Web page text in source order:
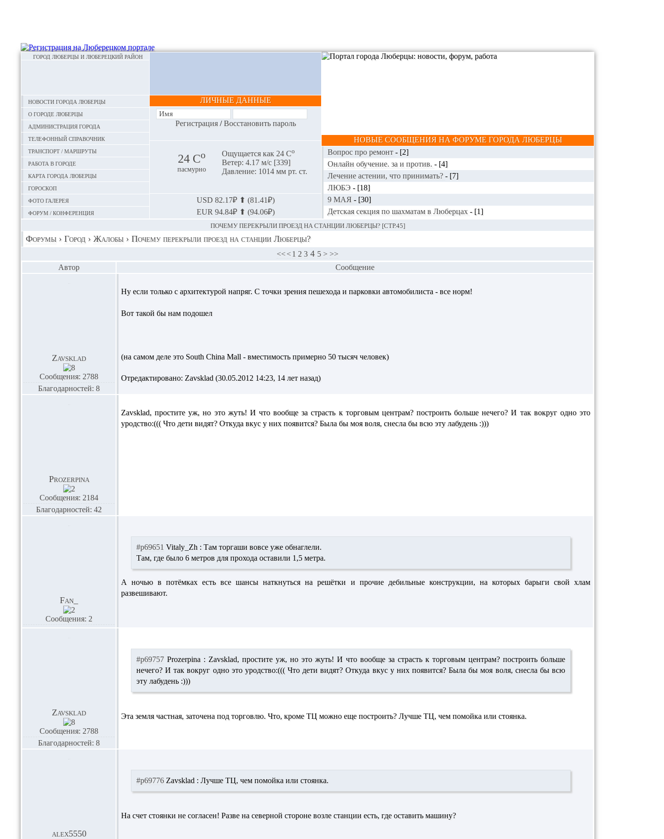
ГОРОД ЛЮБЕРЦЫ И ЛЮБЕРЕЦКИЙ РАЙОН
Новости города Люберцы
О городе Люберцы
Администрация города
Телефонный справочник
Транспорт / маршруты
Работа в городе
Карта города Люберцы
Гороскоп
Фото галерея
Форум / конференция
ЛИЧНЫЕ ДАННЫЕ
Регистрация/Восстановить пароль
24 Сo
пасмурно
Ощущается как 24 Сo
Ветер: 4.17 м/с [339]
Давление: 1014 мм рт. ст.
USD 82.17₽ ⬆ (81.41₽)
EUR 94.84₽ ⬆ (94.06₽)
НОВЫЕ СООБЩЕНИЯ НА ФОРУМЕ ГОРОДА ЛЮБЕРЦЫ
Вопрос про ремонт - [2]
Онлайн обучение. за и против. - [4]
Лечение астении, что принимать? - [7]
ЛЮБЭ - [18]
9 МАЯ - [30]
Детская секция по шахматам в Люберцах - [1]
ПОЧЕМУ ПЕРЕКРЫЛИ ПРОЕЗД НА СТАНЦИИ ЛЮБЕРЦЫ? [СТР.45]
Форумы › Город › Жалобы › Почему перекрыли проезд на станции Люберцы?
<<<1 2 3 4 5 > >>
Автор
Сообщение
Zavsklad
Сообщения: 2788
Благодарностей: 8
Ну если только с архитектурой напряг. С точки зрения пешехода и парковки автомобилиста - все норм!
Вот такой бы нам подошел
(на самом деле это South China Mall - вместимость примерно 50 тысяч человек)
Отредактировано: Zavsklad (30.05.2012 14:23, 14 лет назад)
Prozerpina
Сообщения: 2184
Благодарностей: 42
Zavsklad,простите уж, но это жуть! И что вообще за страсть к торговым центрам? построить больше нечего? И так вокруг одно это
уродство:((( Что дети видят? Откуда вкус у них появится? Была бы моя воля, снесла бы всю эту лабудень :)))
Fan_
Сообщения: 2
#p69651 Vitaly_Zh : Там торгаши вовсе уже обнаглели.
Там, где было 6 метров для прохода оставили 1,5 метра.
А ночью в потёмках есть все шансы наткнуться на решётки и прочие дебильные конструкции, на которых барыги свой хлам
развешивают.
Zavsklad
Сообщения: 2788
Благодарностей: 8
#p69757 Prozerpina : Zavsklad, простите уж, но это жуть! И что вообще за страсть к торговым центрам? построить больше
нечего? И так вокруг одно это уродство:((( Что дети видят? Откуда вкус у них появится? Была бы моя воля, снесла бы всю
эту лабудень :)))
Эта земля частная, заточена под торговлю. Что, кроме ТЦ можно еще построить? Лучше ТЦ, чем помойка или стоянка.
alex5550
#p69776 Zavsklad : Лучше ТЦ, чем помойка или стоянка.
На счет стоянки не согласен! Разве на северной стороне возле станции есть, где оставить машину?